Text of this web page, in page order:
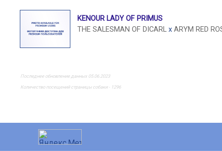
KENOUR LADY OF PRIMUS
THE SALESMAN OF DICARL x ARYM RED
Последнее обновление данных 05.06.2023
Количество посещений страницы собаки - 1296